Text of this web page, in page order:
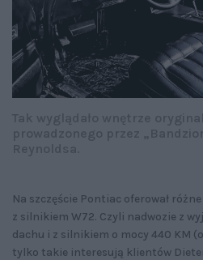
Na szczęście Pontiac oferował
z silnikiem W72. Czyli nadwozie z
dachu i z silnikiem o mocy 440 KM
tylko takie interesują klientów